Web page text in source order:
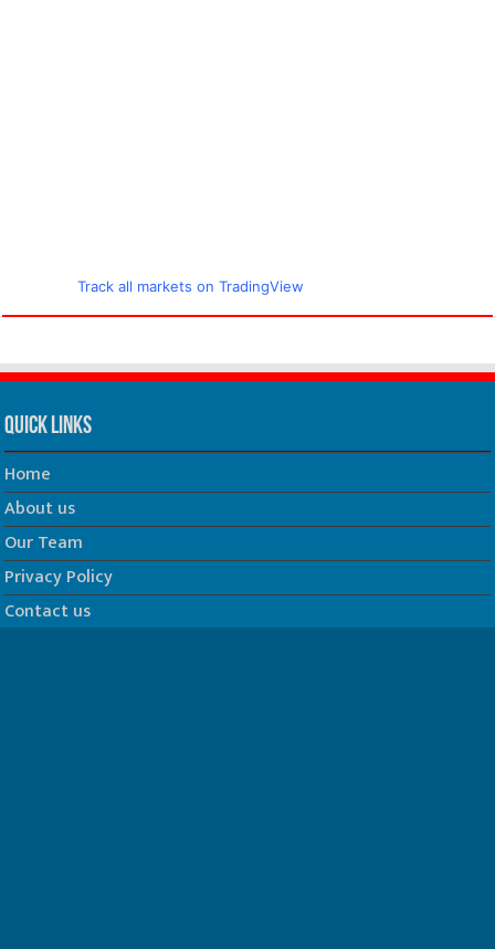
Track all markets on TradingView
Quick Links
Home
About us
Our Team
Privacy Policy
Contact us